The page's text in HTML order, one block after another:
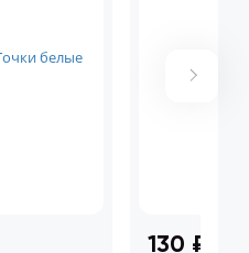
130 ₽